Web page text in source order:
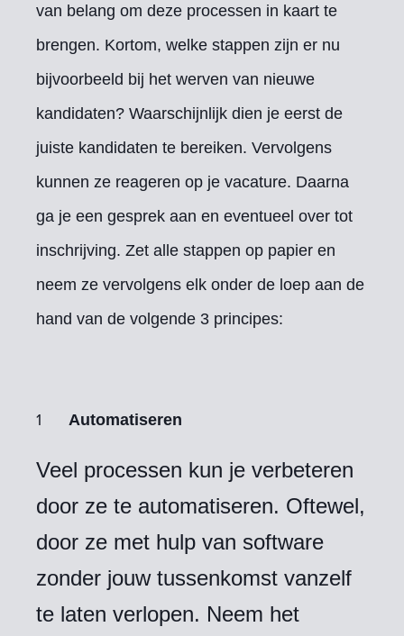
van belang om deze processen in kaart te
brengen. Kortom, welke stappen zijn er nu
bijvoorbeeld bij het werven van nieuwe
kandidaten? Waarschijnlijk dien je eerst de
juiste kandidaten te bereiken. Vervolgens
kunnen ze reageren op je vacature. Daarna
ga je een gesprek aan en eventueel over tot
inschrijving. Zet alle stappen op papier en
neem ze vervolgens elk onder de loep aan de
hand van de volgende 3 principes:
Automatiseren
Veel processen kun je verbeteren
door ze te automatiseren. Oftewel,
door ze met hulp van software
zonder jouw tussenkomst vanzelf
te laten verlopen. Neem het